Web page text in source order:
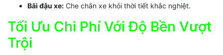
Bãi đậu xe: Che chắn xe khỏi thời tiết khắc nghiệt.
Tối Ưu Chi Phí Với Độ Bền Vượt
Trội